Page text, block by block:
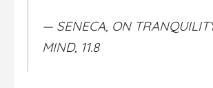
— SENECA, ON
MIND, 11.8